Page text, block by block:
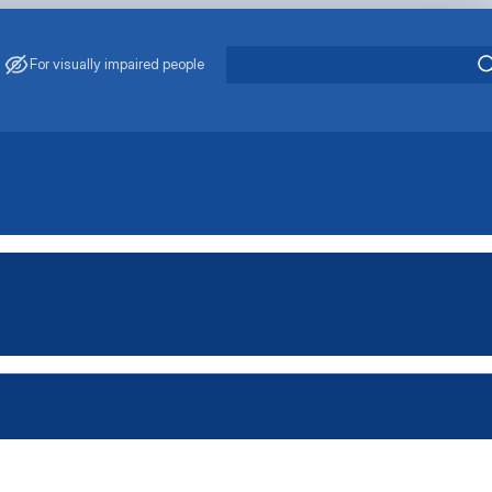
For visually impaired people